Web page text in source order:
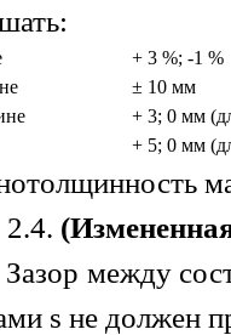
+ 3 %; -1 %
± 10 мм
+ 3; 0 мм
+ 5; 0 мм
2.4.
Зазор между
s не должен